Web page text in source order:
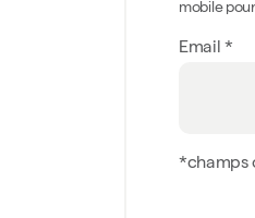
mobile
Email *
*champs